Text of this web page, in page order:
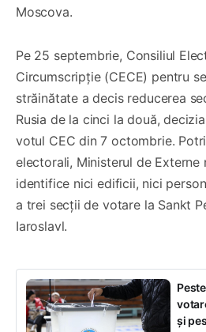
Moscova.
Pe 25 septembrie, Consiliul
Circumscripție (CECE) pentru
străinătate a decis reducerea
Rusia de la cinci la două,
votul CEC din 7 octombrie.
electorali, Ministerul de Externe
identifice nici edificii, nici
a trei secții de votare la Sankt
Iaroslavl.
și